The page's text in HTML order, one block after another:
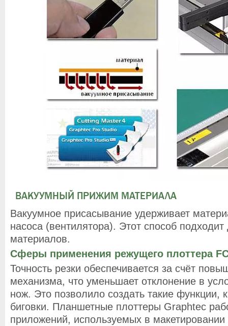
ВАКУУМНЫЙ ПРИЖИМ МАТЕРИАЛА
Вакуумное присасывание удерживает
насоса (вентилятора). Этот способ
материалов.
Сферы применения режущего плоттера
Точность резки обеспечивается за счёт
механизма, что уменьшает отклонение в
нож. Это позволило создать такие функции,
биговки. Планшетные плоттеры Graphtec
приложений, используемых в